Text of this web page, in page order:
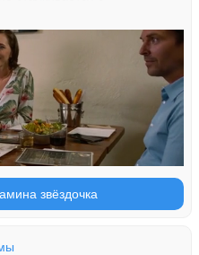
звёздочка